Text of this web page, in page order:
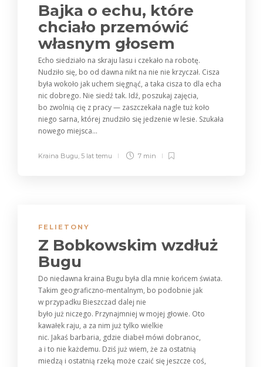
Bajka o echu, które
chciało przemówić
własnym głosem
Echo siedziało na skraju lasu i czekało na robotę.
Nudziło się, bo od dawna nikt na nie nie krzyczał. Cisza
była wokoło jak uchem sięgnąć, a taka cisza to dla echa
nic dobrego. Nie siedź tak. Idź, poszukaj zajęcia,
bo zwolnią cię z pracy — zaszczekała nagle tuż koło
niego sarna, której znudziło się jedzenie w lesie. Szukała
nowego miejsca...
Kraina Bugu 5 lat temu 7 min
FELIETONY
Z Bobkowskim wzdłuż
Bugu
Do niedawna kraina Bugu była dla mnie końcem świata.
Takim geograficzno-mentalnym, bo podobnie jak
w przypadku Bieszczad dalej nie
było już niczego. Przynajmniej w mojej głowie. Oto
kawałek raju, a za nim już tylko wielkie
nic. Jakaś barbaria, gdzie diabeł mówi dobranoc,
a i to nie każdemu. Dziś już wiem, że za ostatnią
miedzą i ostatnią rzeką może czaić się jeszcze coś,